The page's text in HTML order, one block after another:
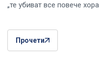
„те убиват все повече
Прочети